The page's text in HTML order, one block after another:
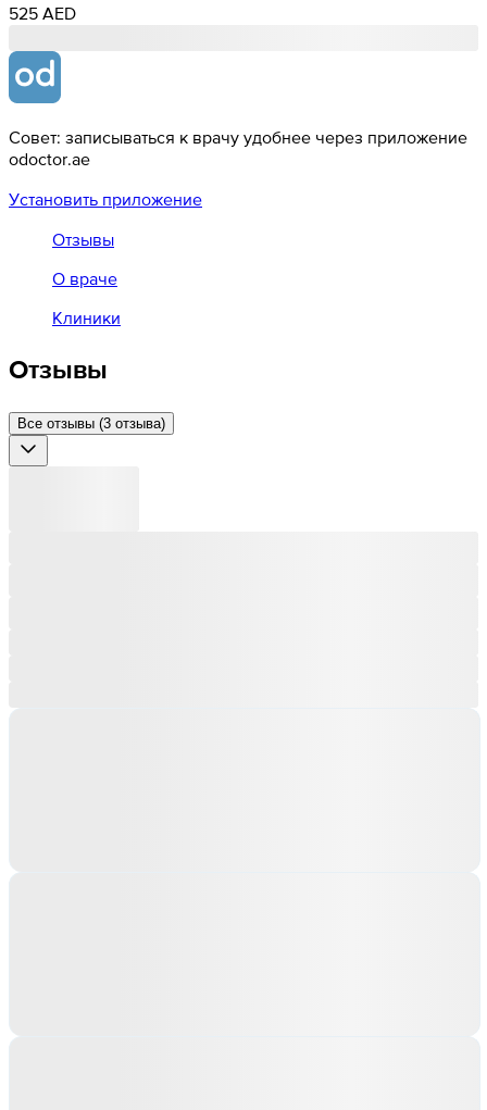
525 AED
Совет: записываться к врачу удобнее через приложение
odoctor.ae
Установить приложение
Отзывы
О враче
Клиники
Отзывы
Все отзывы (3 отзыва)